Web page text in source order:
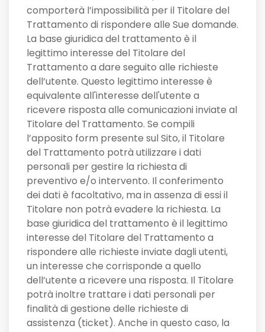
comporterà l’impossibilità per il Titolare del
Trattamento di rispondere alle Sue domande.
La base giuridica del trattamento è il
legittimo interesse del Titolare del
Trattamento a dare seguito alle richieste
dell’utente. Questo legittimo interesse è
equivalente all'interesse dell'utente a
ricevere risposta alle comunicazioni inviate al
Titolare del Trattamento. Se compili
l’apposito form presente sul Sito, il Titolare
del Trattamento potrà utilizzare i dati
personali per gestire la richiesta di
preventivo e/o intervento. Il conferimento
dei dati è facoltativo, ma in assenza di essi il
Titolare non potrà evadere la richiesta. La
base giuridica del trattamento è il legittimo
interesse del Titolare del Trattamento a
rispondere alle richieste inviate dagli utenti,
un interesse che corrisponde a quello
dell’utente a ricevere una risposta. Il Titolare
potrà inoltre trattare i dati personali per
finalità di gestione delle richieste di
assistenza (ticket). Anche in questo caso, la